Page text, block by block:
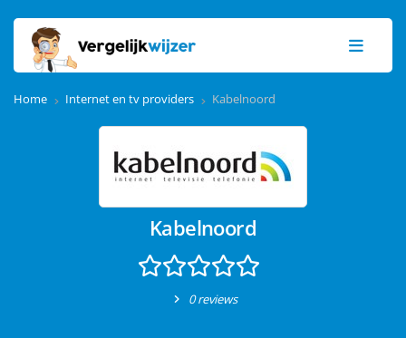
Home Internet en tv providers Kabelnoord
Kabelnoord
0 reviews